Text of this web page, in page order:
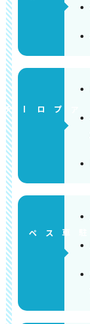
アプローチ